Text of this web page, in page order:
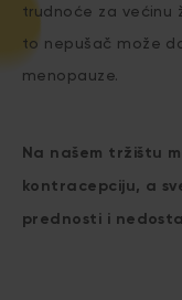
trudnoće za većinu
to nepušač može
menopauze.
Na našem tržištu
kontracepciju, a
prednosti i